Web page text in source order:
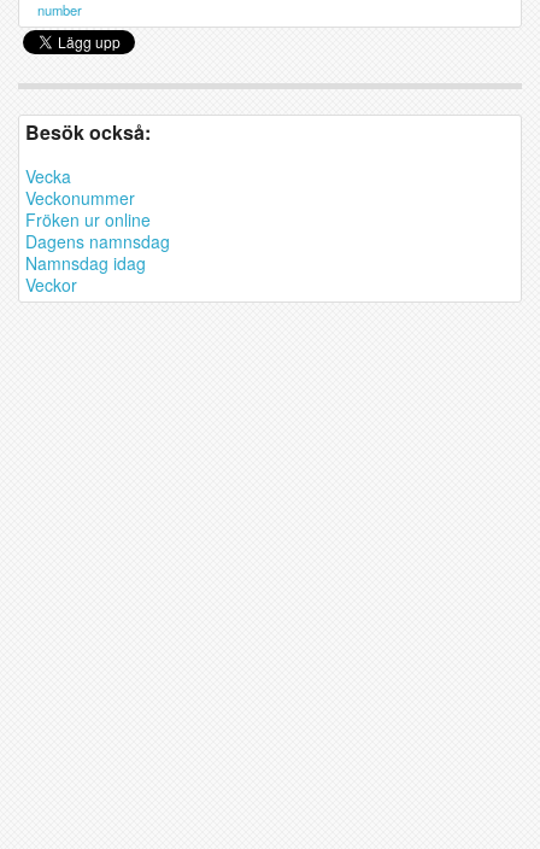
number
Besök också:
Vecka
Veckonummer
Fröken ur online
Dagens namnsdag
Namnsdag idag
Veckor